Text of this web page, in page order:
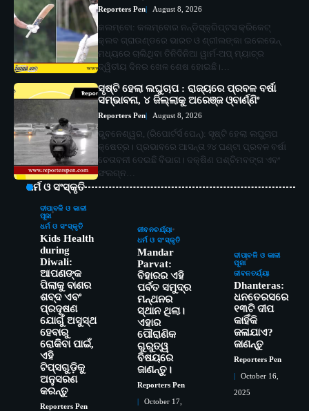
Reporters Pen August 8, 2026
କଲମ୍ବୋ: କଲମ୍ବୋର ନନ୍‌ଡିସ୍କ୍ରିପ୍ଟସ କ୍ରିକେଟ୍
କ୍ଲବ ଗ୍ରାଉଣ୍ଡରେ ଭାରତ ଓ ଶ୍ରୀଲଙ୍କା ଇଲେଭେନ୍‌
ମଧ୍ୟରେ ଚାଲିଥିବା ତିନିଦିନିଆ ୱାର୍ମ-ଅପ୍ ମ୍ୟାଚ୍‌ର
ଦ୍ୱିତୀୟ ଦିନର ଖେଳ ଶେଷ ହୋଇଛି।…
ସୃଷ୍ଟି ହେଲା ଲଘୁଚାପ : ରାଜ୍ୟରେ ପ୍ରବଳ ବର୍ଷା
ସମ୍ଭାବନା, ୪ ଜିଲ୍ଲାକୁ ଅରେଞ୍ଜ ଓ୍ବାର୍ଣ୍ଣିଂ
Reporters Pen August 8, 2026
ଭୁବନେଶ୍ୱର, (ରିପୋର୍ଟର୍ସ ପେନ୍‌): ସୃଷ୍ଟି ହେଲା ଲଘୁଚାପ
କ୍ଷେତ୍ର। ପ୍ରଭାବରେ ଆସନ୍ତା ୨୪ ଘଣ୍ଟା ପ୍ରବଳ ବର୍ଷା
ଚେତାବନୀ ଦେଇଛି ବିଭାଗ। ଦକ୍ଷିଣ ପଶ୍ଚିମବଙ୍ଗ ଏବଂ
ସଂଲଗ୍ନ…
ଧର୍ମ ଓ ସଂସ୍କୃତି
ଦୀପାବଳି ଓ କାଳୀ
ପୂଜା
ଧର୍ମ ଓ ସଂସ୍କୃତି
Kids Health
during
Diwali:
ଆପଣଙ୍କ
ପିଲାକୁ ବାଣର
ଶବ୍ଦ ଏବଂ
ପ୍ରଦୂଷଣ
ଯୋଗୁଁ ଅସୁସ୍ଥ
ହେବାରୁ
ରୋକିବା ପାଇଁ,
ଏହି
ଟିପ୍ସଗୁଡ଼ିକୁ
ଅନୁସରଣ
କରନ୍ତୁ
Reporters Pen
ଜୀବନଚର୍ଯ୍ୟା
ଧର୍ମ ଓ ସଂସ୍କୃତି
Mandar
Parvat:
ବିହାରର ଏହି
ପର୍ବତ ସମୁଦ୍ର
ମନ୍ଥନର
ସ୍ଥାନ ଥିଲା।
ଏହାର
ପୌରାଣିକ
ଗୁରୁତ୍ୱ
ବିଷୟରେ
ଜାଣନ୍ତୁ।
Reporters Pen
October 17,
ଦୀପାବଳି ଓ କାଳୀ
ପୂଜା
ଜୀବନଚର୍ଯ୍ୟା
Dhanteras:
ଧନତେରସରେ
୧୩ଟି ଦୀପ
କାହିଁକି
ଜଳାଯାଏ?
ଜାଣନ୍ତୁ
Reporters Pen
October 16,
2025